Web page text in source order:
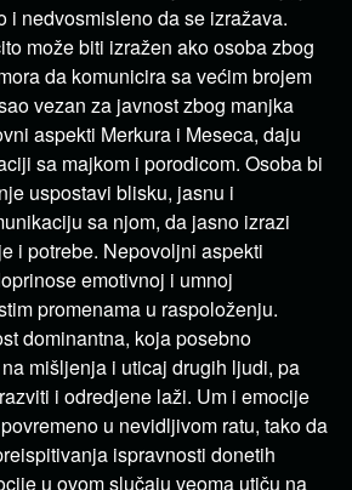
i nedvosmisleno da se izražava.
može biti izražen ako osoba zbog
da komunicira sa većim brojem
vezan za javnost zbog manjka
aspekti Merkura i Meseca, daju
sa majkom i porodicom. Osoba bi
uspostavi blisku, jasnu i
sa njom, da jasno izrazi
i potrebe. Nepovoljni aspekti
emotivnoj i umnoj
promenama u raspoloženju.
dominantna, koja posebno
mišljenja i uticaj drugih ljudi, pa
i odredjene laži. Um i emocije
u nevidljivom ratu, tako da
ispravnosti donetih
u ovom slučaju veoma utiču na